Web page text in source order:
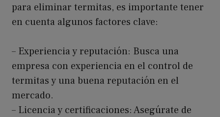
para eliminar termitas, es importante tener
en cuenta algunos factores clave:
– Experiencia y reputación: Busca una
empresa con experiencia en el control de
termitas y una buena reputación en el
mercado.
– Licencia y certificaciones: Asegúrate de